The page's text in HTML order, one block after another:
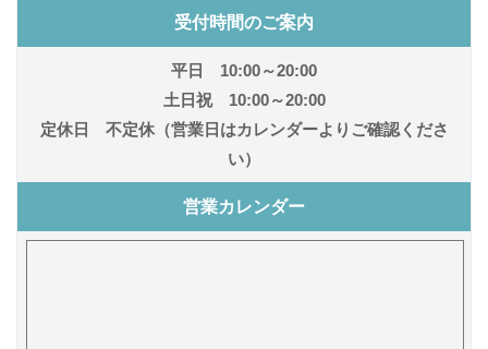
受付時間のご案内
平日 10:00～20:00
土日祝 10:00～20:00
定休日 不定休（営業日はカレンダーよりご確認くださ
い）
営業カレンダー